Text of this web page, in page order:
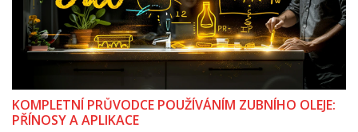
KOMPLETNÍ PRŮVODCE POUŽÍVÁNÍM ZUBNÍHO OLEJE:
PŘÍNOSY A APLIKACE